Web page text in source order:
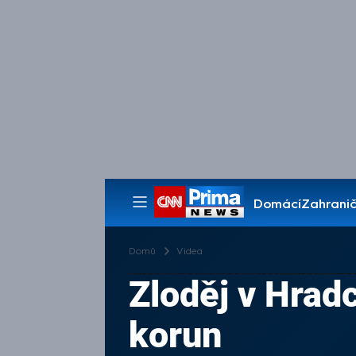
Domácí
Pořady
Domů Videa
Zloděj v
korun